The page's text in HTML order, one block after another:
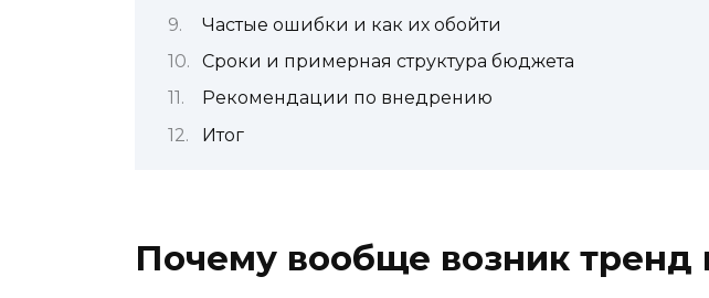
Частые ошибки и как их обойти
Сроки и примерная структура бюджета
Рекомендации по внедрению
Итог
Почему вообще возник